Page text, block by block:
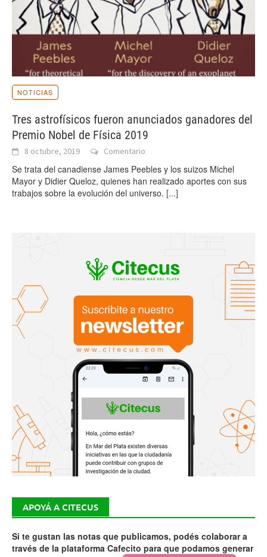
NOTICIAS
Tres astrofísicos fueron anunciados ganadores del
Premio Nobel de Física 2019
8 octubre, 2019 Comentario
Se trata del canadiense James Peebles y los suizos Michel
Mayor y Didier Queloz, quienes han realizado aportes con sus
trabajos sobre la evolución del universo. [...]
APOYÁ A CITECUS
Si te gustan las notas que publicamos, podés colaborar a
través de la plataforma Cafecito para que podamos generar